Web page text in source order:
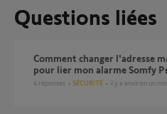
Questions liées
Comment changer l'adresse mail de mon compte Somfy
pour lier mon alarme Somfy
4 réponses SÉCURITÉ il y a environ un